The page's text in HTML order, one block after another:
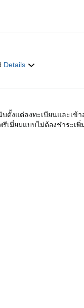
Details
ตั้งแต่ลงทะเบียนและเข้
เมี่ยมแบบไม่ต้องชำระเ